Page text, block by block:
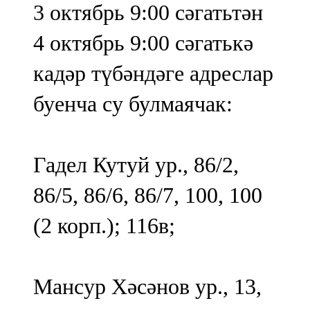
91,0 FM
Шәмәрдән
102,3 FM
Яңа чишмә
Яр Чаллы
105,5 FM
3 октябрь 9:00 сәгатьтән
4 октябрь 9:00 сәгатькә
кадәр түбәндәге адреслар
буенча су булмаячак:
Гадел Кутуй ур., 86/2,
86/5, 86/6, 86/7, 100, 100
(2 корп.); 116в;
Мансур Хәсәнов ур., 13,